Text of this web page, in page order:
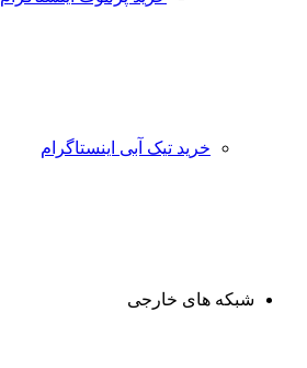
خرید تیک آبی اینستاگرام
شبکه های خارجی